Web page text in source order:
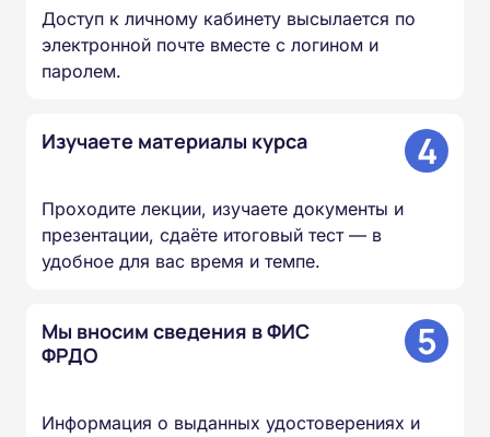
Доступ к личному кабинету высылается по
электронной почте вместе с логином и
паролем.
Изучаете материалы курса 4
Проходите лекции, изучаете документы и
презентации, сдаёте итоговый тест — в
удобное для вас время и темпе.
Мы вносим сведения в ФИС
ФРДО
5
Информация о выданных удостоверениях и